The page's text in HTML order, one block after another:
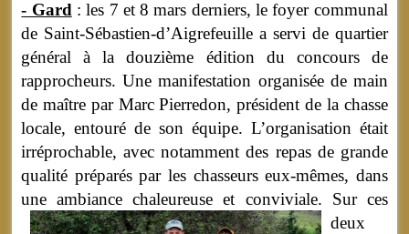
- Gard: les 7 et 8 mars derniers, le foyer communal
de Saint-Sébastien-d’Aigrefeuille a servi de quartier
général à la douzième édition du concours de
rapprocheurs. Une manifestation organisée de main
de maître par Marc Pierredon, président de la chasse
locale, entouré de son équipe. L’organisation était
irréprochable, avec notamment des repas de grande
qualité préparés par les chasseurs eux-mêmes, dans
une ambiance chaleureuse et conviviale. Sur ces
deux